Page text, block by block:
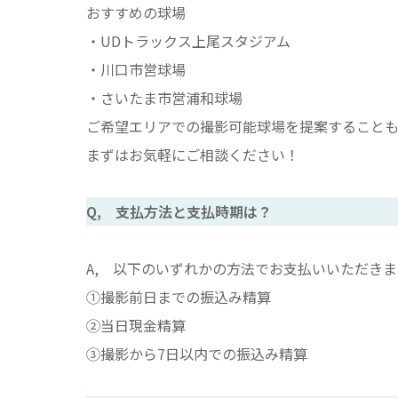
おすすめの球場
・UDトラックス上尾スタジアム
・川口市営球場
・さいたま市営浦和球場
ご希望エリアでの撮影可能球場を提案すること
まずはお気軽にご相談ください！
Q, 支払方法と支払時期は？
A, 以下のいずれかの方法でお支払いいただきま
①撮影前日までの振込み精算
②当日現金精算
③撮影から7日以内での振込み精算